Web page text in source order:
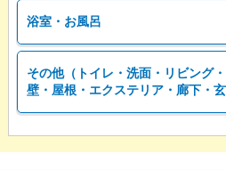
浴室・お風呂
その他（トイレ・洗面・リビング
壁・屋根・エクステリア・廊下・玄